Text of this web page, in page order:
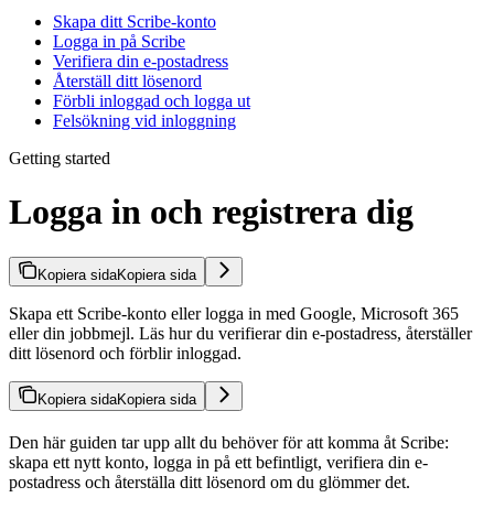
Skapa ditt Scribe-konto
Logga in på Scribe
Verifiera din e-postadress
Återställ ditt lösenord
Förbli inloggad och logga ut
Felsökning vid inloggning
Getting started
Logga in och registrera dig
Kopiera sidaKopiera sida
Skapa ett Scribe-konto eller logga in med Google, Microsoft 365
eller din jobbmejl. Läs hur du verifierar din e-postadress, återställer
ditt lösenord och förblir inloggad.
Kopiera sidaKopiera sida
Den här guiden tar upp allt du behöver för att komma åt Scribe:
skapa ett nytt konto, logga in på ett befintligt, verifiera din e-
postadress och återställa ditt lösenord om du glömmer det.